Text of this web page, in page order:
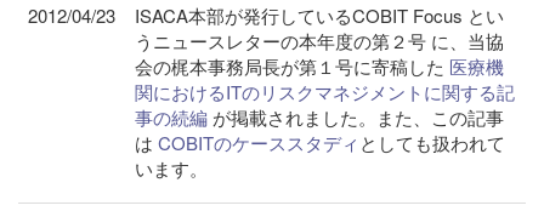
2012/04/23
ISACA本部が発行しているCOBIT Focus とい
うニュースレターの本年度の第２号 に、当協
会の梶本事務局長が第１号に寄稿した 医療機
関におけるITのリスクマネジメントに関する記
事の続編 が掲載されました。また、この記事
は COBITのケーススタディ としても扱われて
います。